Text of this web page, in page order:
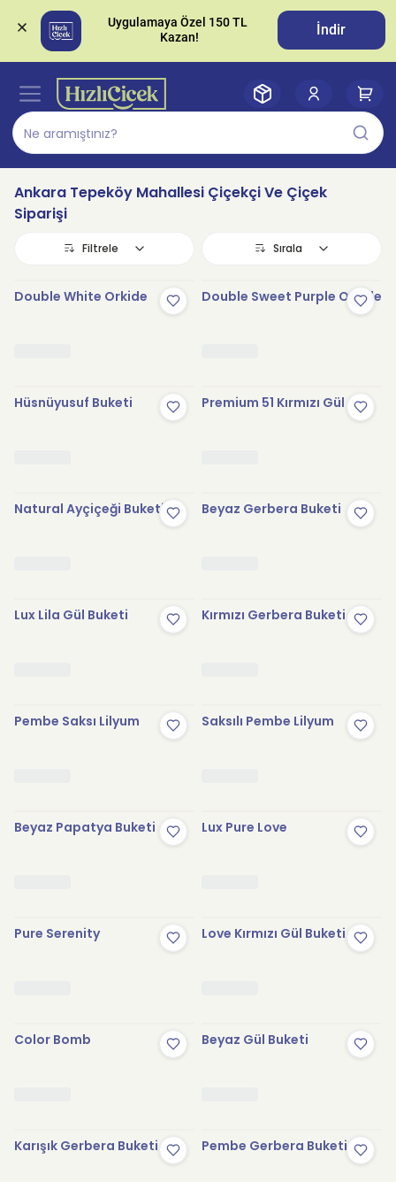
Uygulamaya Özel 150 TL
İndir
Ankara Tepeköy Mahallesi Çiçekçi Ve Çiçek
Siparişi
Filtrele Sırala
Double White Orkide Double Sweet Purple Orkide
Hüsnüyusuf Buketi Premium 51 Kırmızı Gül
Natural Ayçiçeği Buketi Beyaz Gerbera Buketi
Lux Lila Gül Buketi Kırmızı Gerbera Buketi
Pembe Saksı Lilyum Saksılı Pembe Lilyum
Beyaz Papatya Buketi Lux Pure Love
Pure Serenity Love Kırmızı Gül Buketi
Color Bomb Beyaz Gül Buketi
Karışık Gerbera Buketi Pembe Gerbera Buketi